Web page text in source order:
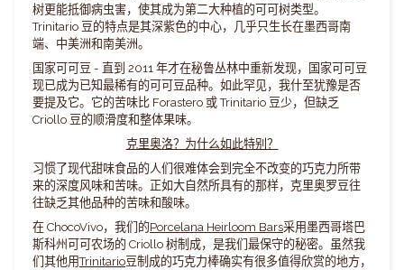
树更能抵御病虫害，使其成为第二大种植的可可树类型。
Trinitario 豆的特点是其深紫色的中心，几乎只生长在墨西哥南
端、中美洲和南美洲。
国家可可豆 - 直到 2011 年才在秘鲁丛林中重新发现，国家可可豆
现已成为已知最稀有的可可豆品种。如此罕见，我什至犹豫是否
要提及它。它的苦味比 Forastero 或 Trinitario 豆少，但缺乏
Criollo 豆的顺滑度和整体果味。
克里奥洛？为什么如此特别？
习惯了现代甜味食品的人们很难体会到完全不改变的巧克力所带
来的深度风味和苦味。正如大自然所具有的那样，克里奥罗豆往
往缺乏其他品种的苦味和酸味。
在 ChocoVivo，我们的Porcelana Heirloom Bars采用墨西哥塔巴
斯科州可可农场的 Criollo 树制成，是我们最保守的秘密。 虽然我
们其他用Trinitario豆制成的巧克力棒确实有很多值得欣赏的地方，